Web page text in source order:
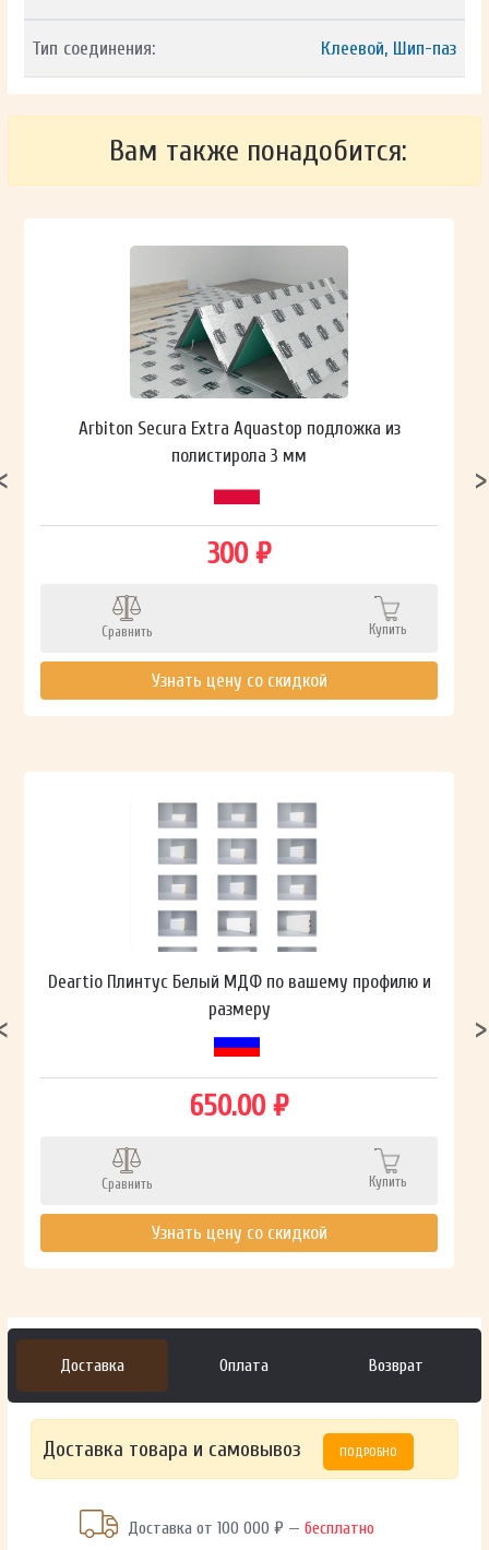
Тип соединения: Клеевой, Шип-паз
Вам также понадобится:
Arbiton Secura Extra Aquastop подложка из
полистирола 3 мм
300 ₽
Сравнить Купить
Узнать цену со скидкой
Deartio Плинтус Белый МДФ по вашему профилю и
размеру
650.00 ₽
Сравнить Купить
Узнать цену со скидкой
Доставка Оплата Возврат
Доставка товара и самовывоз ПОДРОБНО
Доставка от 100 000 ₽ —бесплатно